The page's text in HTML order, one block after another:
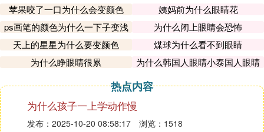
头发变油有很多原因，建议及时调整。
1、洗头太勤而造成的。因为洗头过勤，所以， 破坏
了头皮的水油平衡，就会出油。
2、身体缺水，身体如果缺水的话，那么头皮处也会
缺水，这个时候，水油不平衡导致的结果，就是头发
处出油。
苹果咬了一口为什么会变颜色
姨妈前为什么眼睛花
ps画笔的颜色为什么一下子变浅
了
为什么闭上眼睛会恐怖
天上的星星为什么要变颜色
煤球为什么看不到眼睛
为什么睁眼睛很累
为什么韩国人眼睛小泰国人眼睛
热点内容
为什么孩子一上学动作慢
发布：2025-10-20 08:58:17 浏览：1518